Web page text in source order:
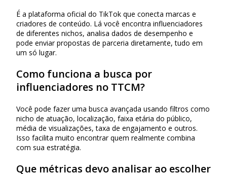
É a plataforma oficial do TikTok que conecta marcas e
criadores de conteúdo. Lá você encontra influenciadores
de diferentes nichos, analisa dados de desempenho e
pode enviar propostas de parceria diretamente, tudo em
um só lugar.
Como funciona a busca por
influenciadores no TTCM?
Você pode fazer uma busca avançada usando filtros como
nicho de atuação, localização, faixa etária do público,
média de visualizações, taxa de engajamento e outros.
Isso facilita muito encontrar quem realmente combina
com sua estratégia.
Que métricas devo analisar ao escolher